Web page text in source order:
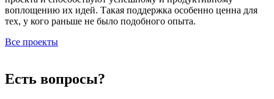
воплощению их идей. Такая поддержка особенно ценна для
тех, у кого раньше не было подобного опыта.
Все проекты
Есть вопросы?